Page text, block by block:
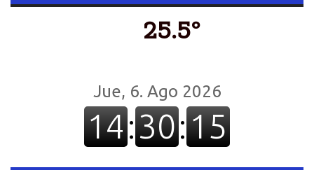
25.5º